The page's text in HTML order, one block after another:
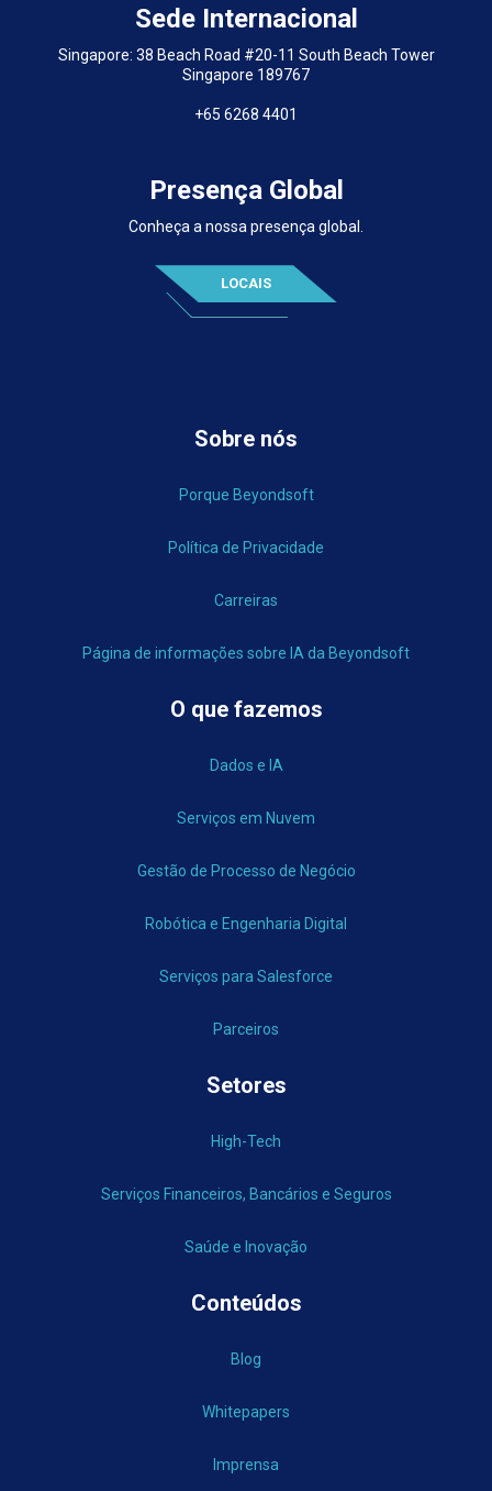
Sede Internacional
Singapore: 38 Beach Road #20-11 South Beach Tower
Singapore 189767
+65 6268 4401
Presença Global
Conheça a nossa presença global.
LOCAIS
Sobre nós
Porque Beyondsoft
Política de Privacidade
Carreiras
Página de informações sobre IA da Beyondsoft
O que fazemos
Dados e IA
Serviços em Nuvem
Gestão de Processo de Negócio
Robótica e Engenharia Digital
Serviços para Salesforce
Parceiros
Setores
High-Tech
Serviços Financeiros, Bancários e Seguros
Saúde e Inovação
Conteúdos
Blog
Whitepapers
Imprensa